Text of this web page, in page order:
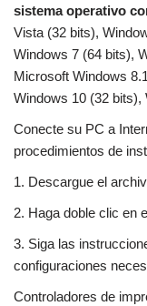
sistema operativo
Vista (32 bits),
Windows 7 (64 bits),
Microsoft Windows
Windows 10 (32 bits),
Conecte su PC a
procedimientos de
1. Descargue el
2. Haga doble clic en
3. Siga las
configuraciones
Controladores de